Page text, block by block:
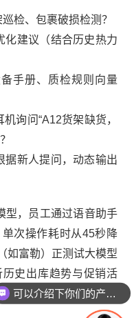
检、包裹破损检测？
化建议（结合历史热力
手册、质检规则向量
询问“A12货架缺货，
据新人提问，动态输出
型，员工通过语音助手
次操作耗时从45秒降
如富勒）正测试大模型
史出库趋势与促销活